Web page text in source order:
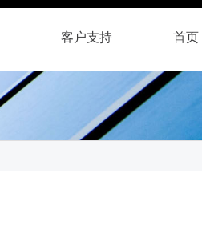
客户支持 首页